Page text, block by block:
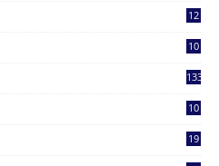
12
10
133
10
19